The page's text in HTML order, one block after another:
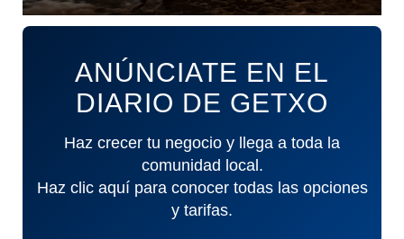
ANÚNCIATE EN EL
DIARIO DE GETXO
Haz crecer tu negocio y llega a toda la
comunidad local.
Haz clic aquí para conocer todas las opciones
y tarifas.